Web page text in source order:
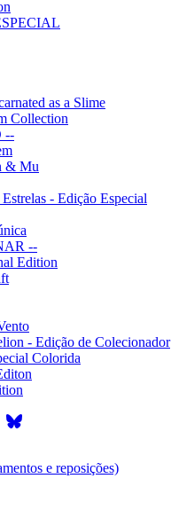
as a Slime
Collection
--
& Mu
- Edição Especial
--
Edition
- Edição de Colecionador
Colorida
e reposições)